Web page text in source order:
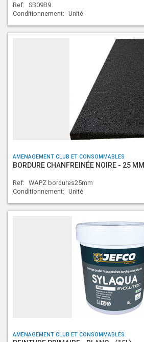
Ref: SB09B9
Conditionnement: Unité
AMENAGEMENT CLUB ET CONSOMMABLES
BORDURE CHANFREINÉE NOIRE - 25 MM
Ref: WAPZ bordures25mm
Conditionnement: Unité
AMENAGEMENT CLUB ET CONSOMMABLES